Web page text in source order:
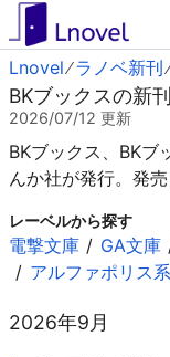
Lnovel ラノベ新刊
BKブックスの新
2026/07/12 更新
BKブックス、BKブ
んか社が発行。発
レーベルから探す
電撃文庫 GA文庫
アルファポリス系
2026年9月